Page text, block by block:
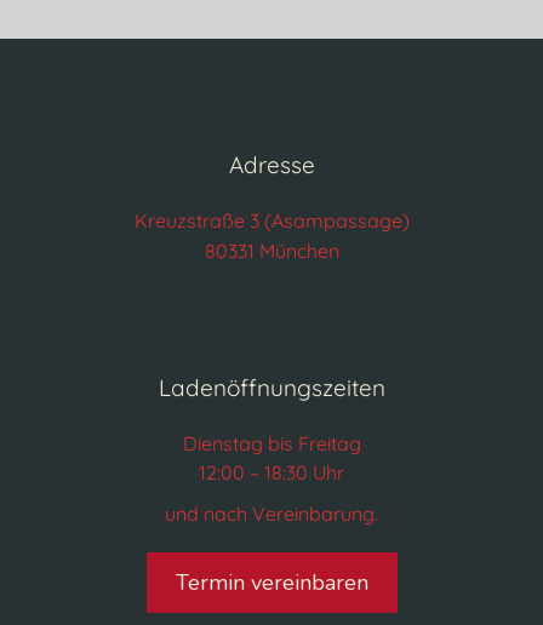
Adresse
Kreuzstraße 3 (Asampassage)
80331 München
Ladenöffnungszeiten
Dienstag bis Freitag
12:00 – 18:30 Uhr
und nach Vereinbarung.
Termin vereinbaren